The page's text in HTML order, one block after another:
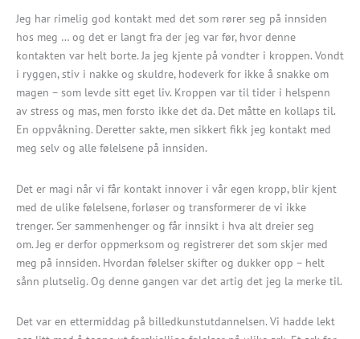
Jeg har rimelig god kontakt med det som rører seg på innsiden
hos meg … og det er langt fra der jeg var før, hvor denne
kontakten var helt borte. Ja jeg kjente på vondter i kroppen. Vondt
i ryggen, stiv i nakke og skuldre, hodeverk for ikke å snakke om
magen – som levde sitt eget liv. Kroppen var til tider i helspenn
av stress og mas, men forsto ikke det da. Det måtte en kollaps til.
En oppvåkning. Deretter sakte, men sikkert fikk jeg kontakt med
meg selv og alle følelsene på innsiden.
Det er magi når vi får kontakt innover i vår egen kropp, blir kjent
med de ulike følelsene, forløser og transformerer de vi ikke
trenger. Ser sammenhenger og får innsikt i hva alt dreier seg
om. Jeg er derfor oppmerksom og registrerer det som skjer med
meg på innsiden. Hvordan følelser skifter og dukker opp – helt
sånn plutselig. Og denne gangen var det artig det jeg la merke til.
Det var en ettermiddag på billedkunstutdannelsen. Vi hadde lekt